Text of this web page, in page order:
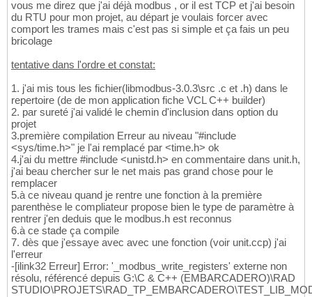
vous me direz que j'ai déjà modbus , or il est TCP et j'ai besoin
du RTU pour mon projet, au départ je voulais forcer avec
comport les trames mais c'est pas si simple et ça fais un peu
bricolage
tentative dans l'ordre et constat:
1. j'ai mis tous les fichier(libmodbus-3.0.3\src .c et .h) dans le
repertoire (de de mon application fiche VCL C++ builder)
2. par sureté j'ai validé le chemin d'inclusion dans option du
projet
3.première compilation Erreur au niveau "#include
<sys/time.h>" je l'ai remplacé par <time.h> ok
4.j'ai du mettre #include <unistd.h> en commentaire dans unit.h,
j'ai beau chercher sur le net mais pas grand chose pour le
remplacer
5.à ce niveau quand je rentre une fonction à la première
parenthèse le compliateur propose bien le type de paramètre à
rentrer j'en deduis que le modbus.h est reconnus
6.à ce stade ça compile
7. dès que j'essaye avec avec une fonction (voir unit.ccp) j'ai
l'erreur
-[ilink32 Erreur] Error: '_modbus_write_registers' externe non
résolu, référencé depuis G:\C & C++ (EMBARCADERO)\RAD